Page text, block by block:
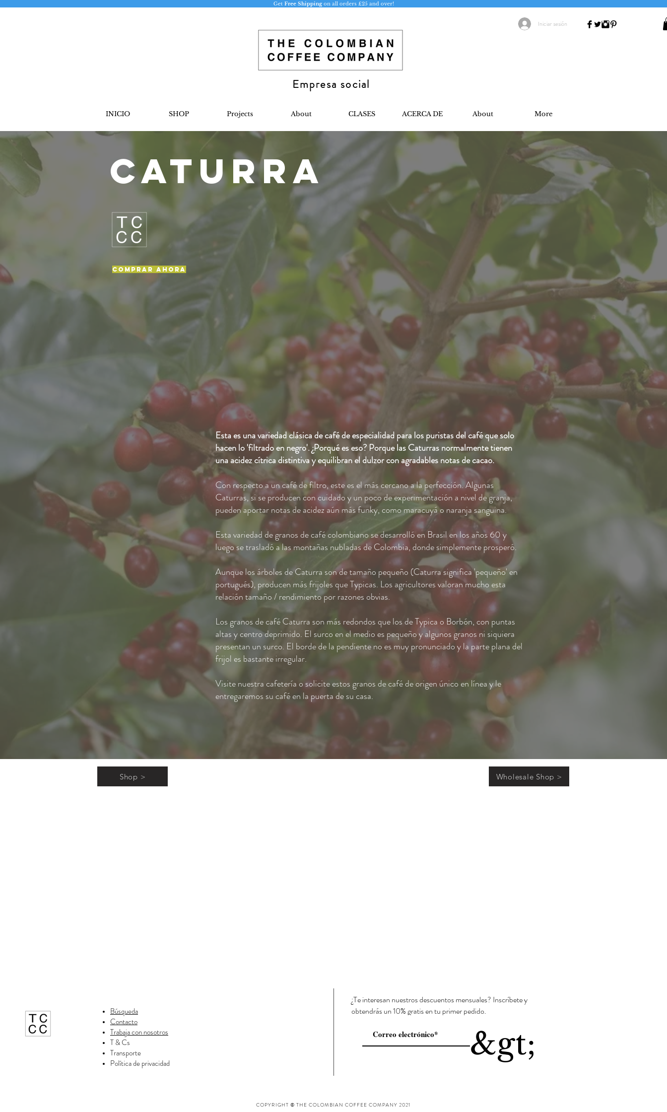
Get Free Shippingon all orders £25 and over!
Iniciar sesión
Empresa social
INICIO SHOP Projects About CLASES ACERCA DE About More
Caturra
Comprar ahora
Esta es una variedad clásica de café de especialidad para los puristas del café que solo
hacen lo 'filtrado en negro'. ¿Porqué es eso? Porque las Caturras normalmente tienen
una acidez cítrica distintiva y equilibran el dulzor con agradables notas de cacao.
Con respecto a un café de filtro, este es el más cercano a la perfección. Algunas
Caturras, si se producen con cuidado y un poco de experimentación a nivel de granja,
pueden aportar notas de acidez aún más funky, como maracuyá o naranja sanguina.
Esta variedad de granos de café colombiano se desarrolló en Brasil en los años 60 y
luego se trasladó a las montañas nubladas de Colombia, donde simplemente prosperó.
Aunque los árboles de Caturra son de tamaño pequeño (Caturra significa 'pequeño' en
portugués), producen más frijoles que Typicas. Los agricultores valoran mucho esta
relación tamaño / rendimiento por razones obvias.
Los granos de café Caturra son más redondos que los de Typica o Borbón, con puntas
altas y centro deprimido. El surco en el medio es pequeño y algunos granos ni siquiera
presentan un surco. El borde de la pendiente no es muy pronunciado y la parte plana del
frijol es bastante irregular.
Visite nuestra cafetería o solicite estos granos de café de origen único en línea y le
entregaremos su café en la puerta de su casa.
Shop > Wholesale Shop >
Búsqueda
Contacto
Trabaja con nosotros
T & Cs
Transporte
Política de privacidad
¿Te interesan nuestros descuentos mensuales? Inscríbete y
obtendrás un 10% gratis en tu primer pedido.
&gt;
COPYRIGHT © THE COLOMBIAN COFFEE COMPANY 2021